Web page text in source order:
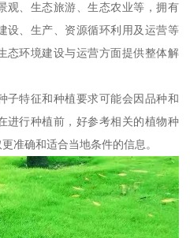
观、生态旅游、生态农业等，拥有
设、生产、资源循环利用及运营等
态环境建设与运营方面提供整体解
子特征和种植要求可能会因品种和
进行种植前，好参考相关的植物种
准确和适合当地条件的信息。